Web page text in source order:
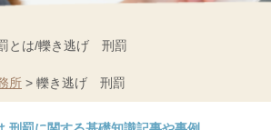
とは/轢き逃げ 刑罰
所 > 轢き逃げ 刑罰